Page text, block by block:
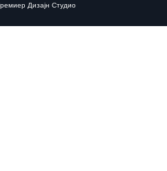
Дизајн Студио